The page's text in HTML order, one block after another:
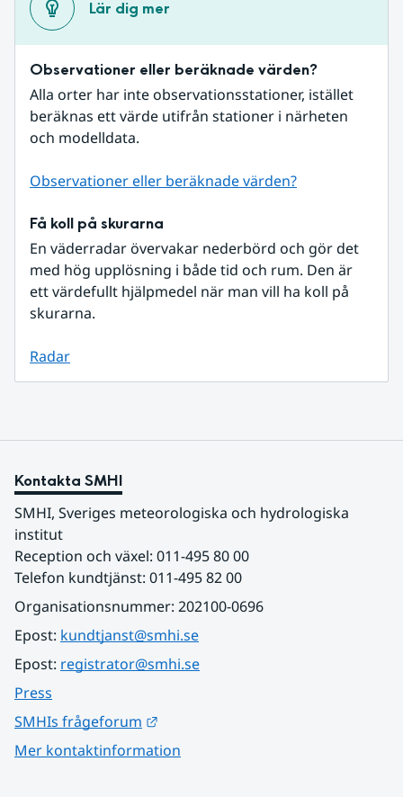
Lär dig mer
Observationer eller beräknade värden?
Alla orter har inte observationsstationer, istället
beräknas ett värde utifrån stationer i närheten
och modelldata.
Observationer eller beräknade värden?
Få koll på skurarna
En väderradar övervakar nederbörd och gör det
med hög upplösning i både tid och rum. Den är
ett värdefullt hjälpmedel när man vill ha koll på
skurarna.
Radar
Kontakta SMHI
SMHI, Sveriges meteorologiska och hydrologiska
institut
Reception och växel: 011-495 80 00
Telefon kundtjänst: 011-495 82 00
Organisationsnummer: 202100-0696
Epost: kundtjanst@smhi.se
Epost: registrator@smhi.se
Press
SMHIs frågeforum
Mer kontaktinformation